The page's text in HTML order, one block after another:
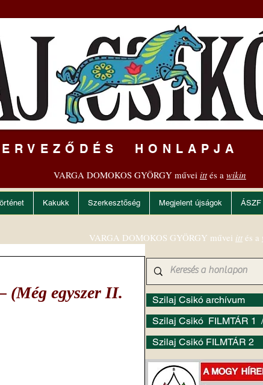
HONLAPJA
VARGA DOMOKOS GYÖRGY művei ittés a wikin
Kakukk Szerkesztőség Megjelent újságok ÁSZF
(Még egyszer II.
Szilaj Csikó archívum
Szilaj Csikó FILMTÁR 1
Szilaj Csikó FILMTÁR 2
VARGA DOMOKOS GYÖRGY művei itt és a